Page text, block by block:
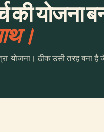
की योजना
योजना। ठीक उसी तरह बना